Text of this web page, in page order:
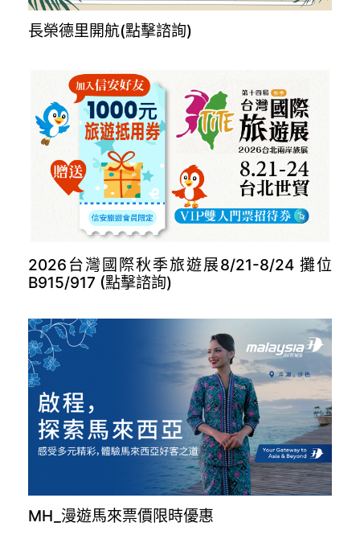
長榮德里開航(點擊諮詢)
2026台灣國際秋季旅遊展8/21-8/24 攤位
B915/917 (點擊諮詢)
MH_漫遊馬來票價限時優惠